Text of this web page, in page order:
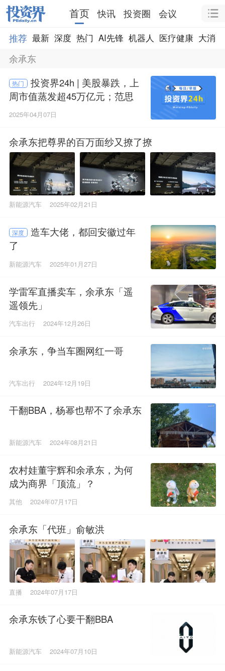
首页 快讯 投资圈
会议
推荐 最新 深度 热门 AI先锋 机器人 医疗健康 大消费
余承东
热门
投资界24h | 美股暴跌，上
周市值蒸发超45万亿元；范思
哲，要被卖了；安徽老乡，联
2025年04月07日
余承东把尊界的百万面纱又撩了撩
新能源汽车 2025年02月21日
深度
造车大佬，都回安徽过年
了
新能源汽车 2025年01月27日
学雷军直播卖车，余承东「遥
遥领先」
汽车出行 2024年12月26日
余承东，争当车圈网红一哥
汽车出行 2024年12月19日
干翻BBA，杨幂也帮不了余承东
新能源汽车 2024年08月21日
农村娃董宇辉和余承东，为何
成为商界「顶流」？
其他 2024年07月17日
余承东「代班」俞敏洪
直播 2024年07月17日
余承东铁了心要干翻BBA
新能源汽车 2024年07月10日